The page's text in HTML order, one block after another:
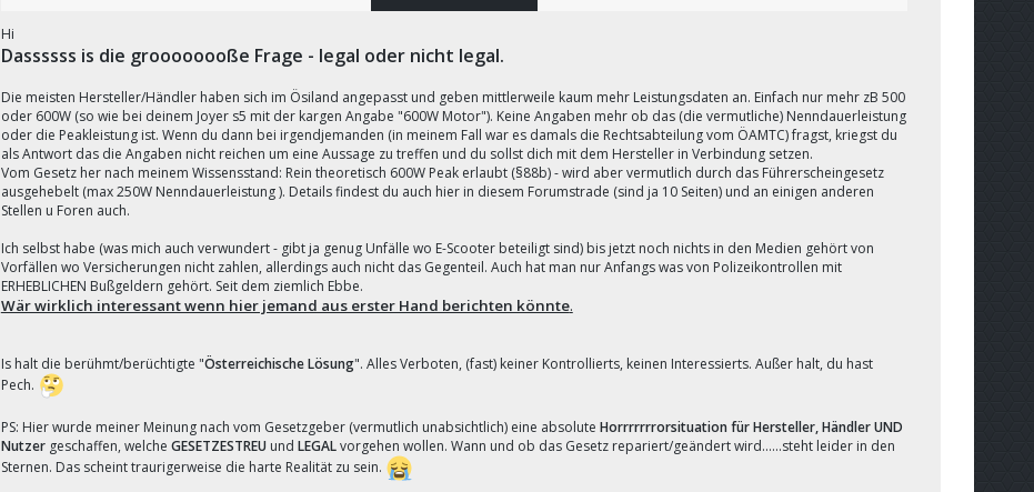
Ich prüfe derzeit, ob im Schadensfall meine Hausratsversicherung den Haftpflichtschaden übernimmt.
würde mir gerne den Scooter JOYER S5 zulegen, der hat in Deutschland eine ABE und der Händler bestätigt, dass er in
Österreichzulässig ist. Mit 500 Watt und Beschränkung auf 20 km/h Maximalgeschwindigkeit sollte das bei uns ja möglich
sein.
Hi
Dassssss is die groooooooße Frage - legal oder nicht legal.
Die meisten Hersteller/Händler haben sich im Ösiland angepasst und geben mittlerweile kaum mehr Leistungsdaten an. Einfach nur mehr zB 500
oder 600W (so wie bei deinem Joyer s5 mit der kargen Angabe "600W Motor"). Keine Angaben mehr ob das (die vermutliche) Nenndauerleistung
oder die Peakleistung ist. Wenn du dann bei irgendjemanden (in meinem Fall war es damals die Rechtsabteilung vom ÖAMTC) fragst, kriegst du
als Antwort das die Angaben nicht reichen um eine Aussage zu treffen und du sollst dich mit dem Hersteller in Verbindung setzen.
Vom Gesetz her nach meinem Wissensstand: Rein theoretisch 600W Peak erlaubt (§88b) - wird aber vermutlich durch das Führerscheingesetz
ausgehebelt (max 250W Nenndauerleistung ). Details findest du auch hier in diesem Forumstrade (sind ja 10 Seiten) und an einigen anderen
Stellen u Foren auch.
Ich selbst habe (was mich auch verwundert - gibt ja genug Unfälle wo E-Scooter beteiligt sind) bis jetzt noch nichts in den Medien gehört von
Vorfällen wo Versicherungen nicht zahlen, allerdings auch nicht das Gegenteil. Auch hat man nur Anfangs was von Polizeikontrollen mit
ERHEBLICHEN Bußgeldern gehört. Seit dem ziemlich Ebbe.
Wär wirklich interessant wenn hier jemand aus erster Hand berichten könnte.
Is halt die berühmt/berüchtigte "Österreichische Lösung". Alles Verboten, (fast) keiner Kontrollierts, keinen Interessierts. Außer halt, du hast
Pech.
PS: Hier wurde meiner Meinung nach vom Gesetzgeber (vermutlich unabsichtlich) eine absolute Horrrrrrrorsituation für Hersteller, Händler UND
Nutzergeschaffen, welche GESETZESTREUund LEGALvorgehen wollen. Wann und ob das Gesetz repariert/geändert wird......steht leider in den
Sternen. Das scheint traurigerweise die harte Realität zu sein.